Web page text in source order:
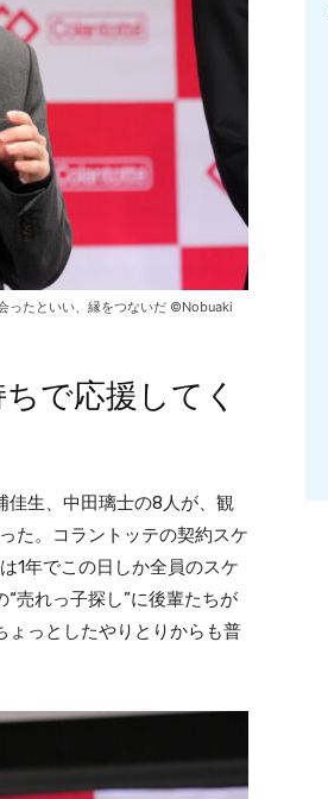
ったといい、縁をつないだ ©Nobuaki
で応援してく
佳生、中田璃士の8人が、観
た。コラントッテの契約スケ
1年でこの日しか全員のスケ
売れっ子探し”に後輩たちが
ょっとしたやりとりからも普